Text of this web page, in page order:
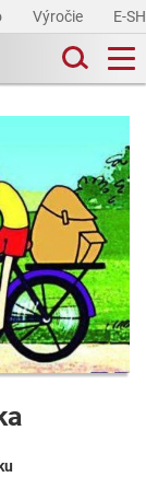
Výročie E-